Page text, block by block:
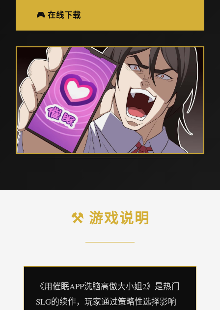
🎮 在线下载
⚒️ 游戏说明
《用催眠APP洗脑高傲大小姐2》是热门
SLG的续作，玩家通过策略性选择影响